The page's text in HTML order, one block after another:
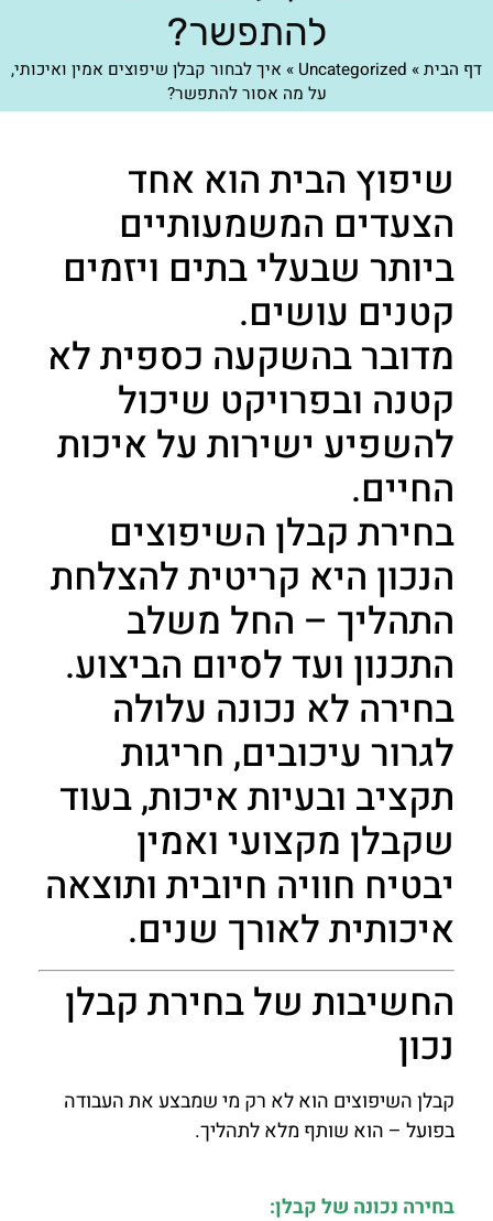
להתפשר?
דף הבית»
Uncategorized
» איך לבחור קבלן שיפוצים אמין ואיכותי,
על מה אסור להתפשר?
שיפוץ הבית הוא אחד
הצעדים המשמעותיים
ביותר שבעלי בתים ויזמים
קטנים עושים.
מדובר בהשקעה כספית לא
קטנה ובפרויקט שיכול
להשפיע ישירות על איכות
החיים.
בחירת קבלן השיפוצים
הנכון היא קריטית להצלחת
התהליך – החל משלב
התכנון ועד לסיום הביצוע.
בחירה לא נכונה עלולה
לגרור עיכובים, חריגות
תקציב ובעיות איכות, בעוד
שקבלן מקצועי ואמין
יבטיח חוויה חיובית ותוצאה
איכותית לאורך שנים.
החשיבות של בחירת קבלן
נכון
קבלן השיפוצים הוא לא רק מי שמבצע את העבודה
בפועל – הוא שותף מלא לתהליך.
בחירה נכונה של קבלן: